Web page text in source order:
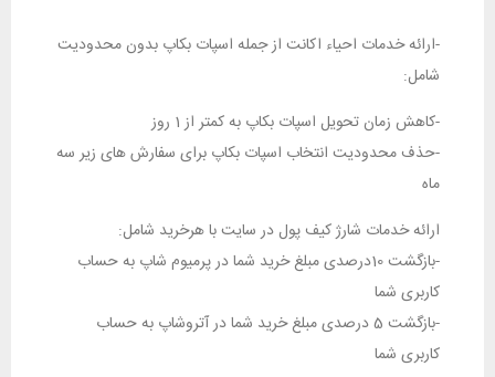
-ارائه خدمات احیاء اکانت از جمله اسپات بکاپ بدون محدودیت
شامل:
-کاهش زمان تحویل اسپات بکاپ به کمتر از 1 روز
-حذف محدودیت انتخاب اسپات بکاپ برای سفارش های زیر سه
ماه
ارائه خدمات شارژ کیف پول در سایت با هرخرید شامل:
-بازگشت 10درصدی مبلغ خرید شما در پرمیوم شاپ به حساب
کاربری شما
-بازگشت 5 درصدی مبلغ خرید شما در آتروشاپ به حساب
کاربری شما